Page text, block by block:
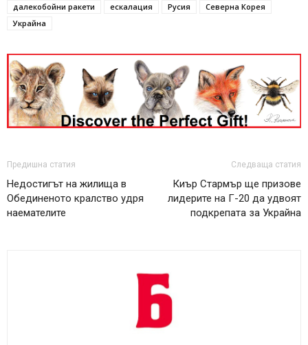
далекобойни ракети
ескалация Русия
Северна Корея
Украйна
Предишна статия
Недостигът на жилища в
Обединеното кралство удря
наемателите
Следваща статия
Киър Стармър ще призове
лидерите на Г-20 да удвоят
подкрепата за Украйна